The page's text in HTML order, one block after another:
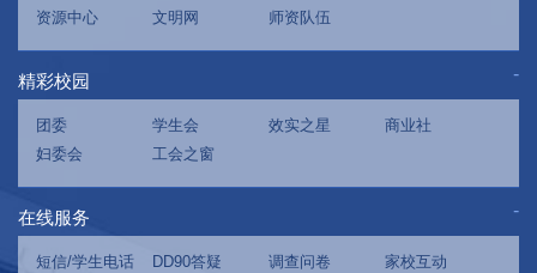
资源中心
文明网 师资队伍
精彩校园
团委 学生会 效实之星
商业社
妇委会
工会之窗
在线服务
短信/学生电话 DD90答疑 调查问卷
家校互动